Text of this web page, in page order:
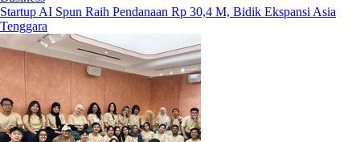
Startup AI Spun Raih Pendanaan Rp 30,4 M, Bidik Ekspansi Asia
Tenggara